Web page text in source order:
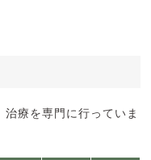
療を専門に行っていま